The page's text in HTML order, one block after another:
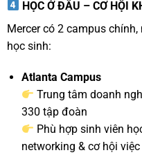
HỌC Ở ĐÂU – CƠ HỘI
Mercer có 2 campus
học sinh:
Atlanta Campus
Trung tâm doanh
330 tập đoàn
Phù hợp sinh viên
networking & cơ hội